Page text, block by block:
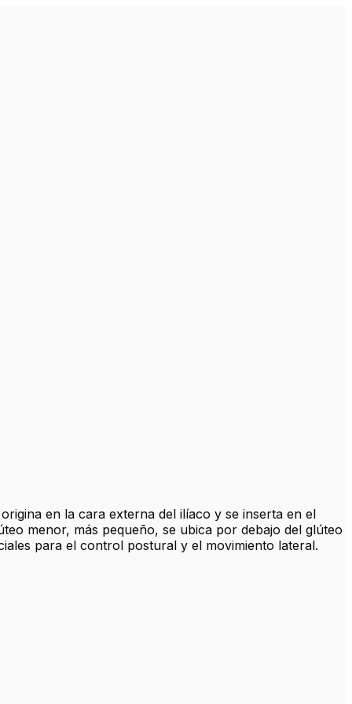
en la cara externa del ilíaco y se inserta en el
menor, más pequeño, se ubica por debajo del glúteo
para el control postural y el movimiento lateral.